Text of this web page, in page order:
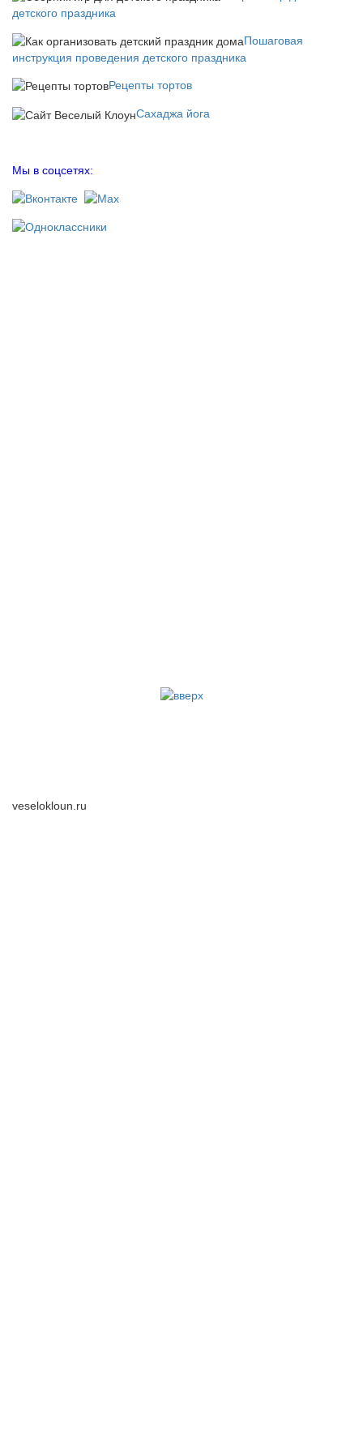
детского праздника
Пошаговая
инструкция проведения детского праздника
Рецепты тортов
Сахаджа йога
Мы в соцсетях:
veselokloun.ru